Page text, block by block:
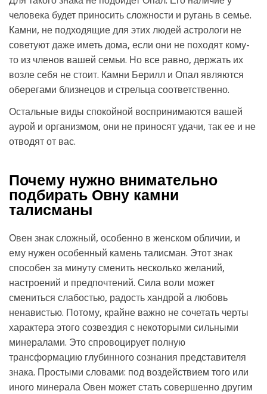
человека будет приносить сложности и ругань в семье.
Камни, не подходящие для этих людей астрологи не
советуют даже иметь дома, если они не походят кому-
то из членов вашей семьи. Но все равно, держать их
возле себя не стоит. Камни Берилл и Опал являются
оберегами близнецов и стрельца соответственно.
Остальные виды спокойной воспринимаются вашей
аурой и организмом, они не приносят удачи, так ее и не
отводят от вас.
Почему нужно внимательно
подбирать Овну камни
талисманы
Овен знак сложный, особенно в женском обличии, и
ему нужен особенный камень талисман. Этот знак
способен за минуту сменить несколько желаний,
настроений и предпочтений. Сила воли может
смениться слабостью, радость хандрой а любовь
ненавистью. Потому, крайне важно не сочетать черты
характера этого созвездия с некоторыми сильными
минералами. Это спровоцирует полную
трансформацию глубинного сознания представителя
знака. Простыми словами: под воздействием того или
иного минерала Овен может стать совершенно другим